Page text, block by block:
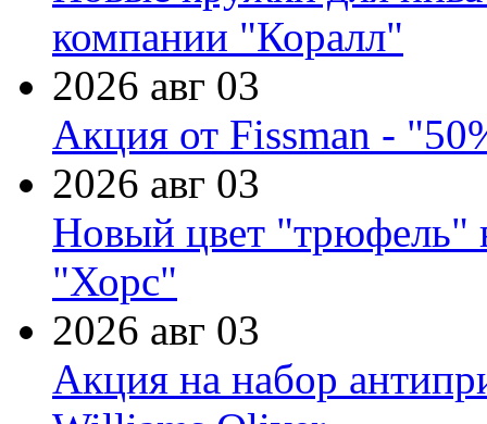
компании "Коралл"
2026 авг 03
Акция от Fissman -
2026 авг 03
Новый цвет "трюфель"
"Хорс"
2026 авг 03
Акция на набор